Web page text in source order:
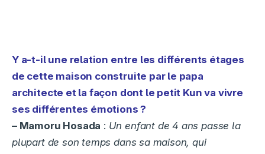
Y a-t-il une relation entre les différents étages
de cette maison construite par le papa
architecte et la façon dont le petit Kun va vivre
ses différentes émotions ?
– Mamoru Hosada : Un enfant de 4 ans passe la
plupart de son temps dans sa maison, qui